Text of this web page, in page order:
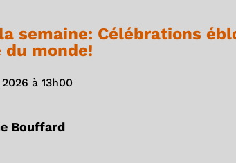
semaine: Célébrations
du monde!
à 13h00
Bouffard